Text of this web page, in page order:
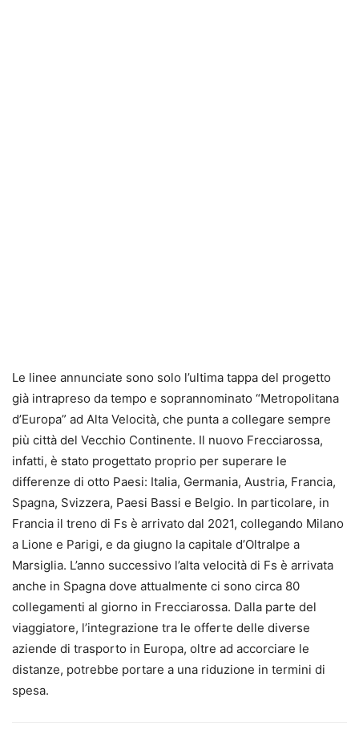
Le linee annunciate sono solo l’ultima tappa del progetto
già intrapreso da tempo e soprannominato “Metropolitana
d’Europa” ad Alta Velocità, che punta a collegare sempre
più città del Vecchio Continente. Il nuovo Frecciarossa,
infatti, è stato progettato proprio per superare le
differenze di otto Paesi: Italia, Germania, Austria, Francia,
Spagna, Svizzera, Paesi Bassi e Belgio. In particolare, in
Francia il treno di Fs è arrivato dal 2021, collegando Milano
a Lione e Parigi, e da giugno la capitale d’Oltralpe a
Marsiglia. L’anno successivo l’alta velocità di Fs è arrivata
anche in Spagna dove attualmente ci sono circa 80
collegamenti al giorno in Frecciarossa. Dalla parte del
viaggiatore, l’integrazione tra le offerte delle diverse
aziende di trasporto in Europa, oltre ad accorciare le
distanze, potrebbe portare a una riduzione in termini di
spesa.